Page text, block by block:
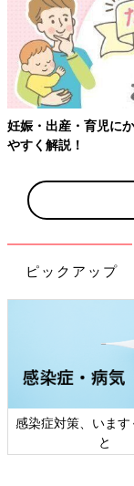
【ワクチン接種でき
ピックアップ
日本外来小児科学会
ト検討会